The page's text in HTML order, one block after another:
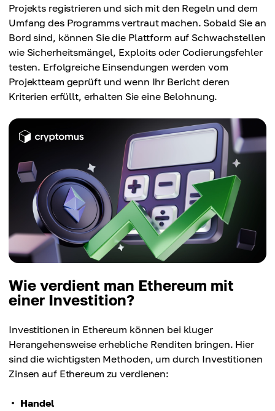
Projekts registrieren und sich mit den Regeln und dem
Umfang des Programms vertraut machen. Sobald Sie an
Bord sind, können Sie die Plattform auf Schwachstellen
wie Sicherheitsmängel, Exploits oder Codierungsfehler
testen. Erfolgreiche Einsendungen werden vom
Projektteam geprüft und wenn Ihr Bericht deren
Kriterien erfüllt, erhalten Sie eine Belohnung.
Wie verdient man Ethereum mit
einer Investition?
Investitionen in Ethereum können bei kluger
Herangehensweise erhebliche Renditen bringen. Hier
sind die wichtigsten Methoden, um durch Investitionen
Zinsen auf Ethereum zu verdienen:
Handel